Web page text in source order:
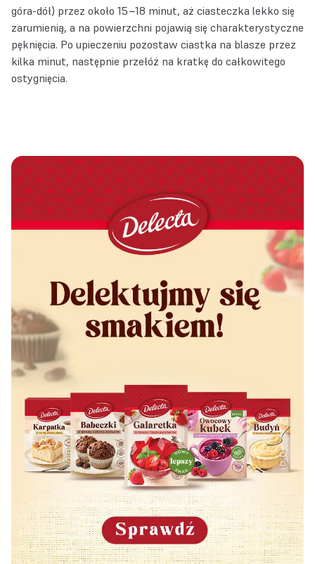
góra-dół) przez około 15–18 minut, aż ciasteczka lekko się
zarumienią, a na powierzchni pojawią się charakterystyczne
pęknięcia. Po upieczeniu pozostaw ciastka na blasze przez
kilka minut, następnie przełóż na kratkę do całkowitego
ostygnięcia.